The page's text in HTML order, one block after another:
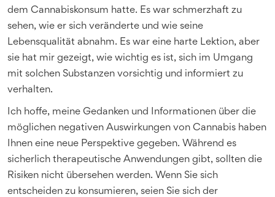
dem Cannabiskonsum hatte. Es war schmerzhaft zu
sehen, wie er sich veränderte und wie seine
Lebensqualität abnahm. Es war eine harte Lektion, aber
sie hat mir gezeigt, wie wichtig es ist, sich im Umgang
mit solchen Substanzen vorsichtig und informiert zu
verhalten.
Ich hoffe, meine Gedanken und Informationen über die
möglichen negativen Auswirkungen von Cannabis haben
Ihnen eine neue Perspektive gegeben. Während es
sicherlich therapeutische Anwendungen gibt, sollten die
Risiken nicht übersehen werden. Wenn Sie sich
entscheiden zu konsumieren, seien Sie sich der